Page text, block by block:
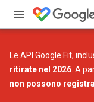
Le API Google Fit,
ritirate nel 2026 . A
non possono